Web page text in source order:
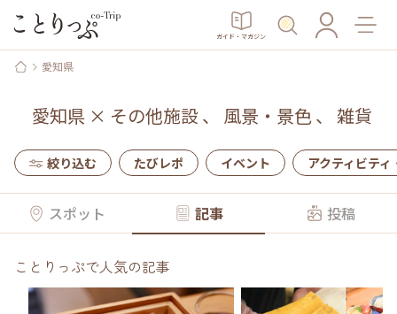
ガイド・マガジン
愛知県
愛知県 × その他施設、 風景・景色、 雑貨
絞り込む たびレポ イベント アクティビティ
スポット 記事 投稿
ことりっぷで人気の記事